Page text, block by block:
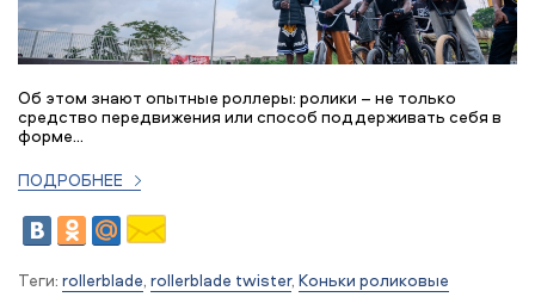
Об этом знают опытные роллеры: ролики – не только
средство передвижения или способ поддерживать себя в
форме...
ПОДРОБНЕЕ
Теги: rollerblade, rollerblade twister, Коньки роликовые